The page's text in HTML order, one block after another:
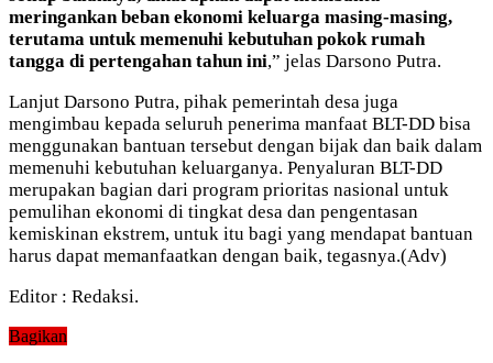
meringankan beban ekonomi keluarga masing-masing,
terutama untuk memenuhi kebutuhan pokok rumah
tangga di pertengahan tahun ini,” jelas Darsono Putra.
Lanjut Darsono Putra, pihak pemerintah desa juga
mengimbau kepada seluruh penerima manfaat BLT-DD bisa
menggunakan bantuan tersebut dengan bijak dan baik dalam
memenuhi kebutuhan keluarganya. Penyaluran BLT-DD
merupakan bagian dari program prioritas nasional untuk
pemulihan ekonomi di tingkat desa dan pengentasan
kemiskinan ekstrem, untuk itu bagi yang mendapat bantuan
harus dapat memanfaatkan dengan baik, tegasnya.(Adv)
Editor : Redaksi.
Bagikan